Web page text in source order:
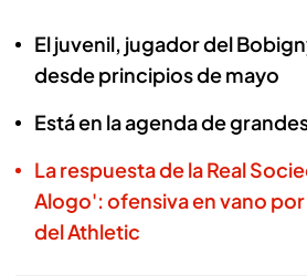
El juvenil, jugador del
desde principios de mayo
Está en la agenda de
La respuesta de la Real
Alogo': ofensiva en vano
del Athletic